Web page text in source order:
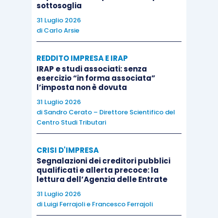
rivestito da una veste organizzativa diversa. Per
la stessa ragione, il piano non deve sostituire
componenti della retribuzione fissa o variabile già
nelle quali la conversione sia espressamente
disciplinata, come accade, entro precisi limiti e
condizioni, per i premi di risultato agevolabili. In
sostanza, il beneficio può restare estraneo alla
base imponibile solo quando conserva una
propria autonomia funzionale, documentale e
causale rispetto alla retribuzione ordinaria.
Il vero nodo non consiste soltanto nello stabilire
se una determinata utilità possa essere esclusa
dal reddito di lavoro dipendente, ma nel
sottosoglia
31 Luglio 2026
di Carlo Arsie
REDDITO IMPRESA E IRAP
IRAP e studi associati: senza
esercizio “in forma associata”
l’imposta non è dovuta
31 Luglio 2026
di Sandro Cerato – Direttore Scientifico del
Centro Studi Tributari
CRISI D'IMPRESA
Segnalazioni dei creditori pubblici
qualificati e allerta precoce: la
lettura dell’Agenzia delle Entrate
31 Luglio 2026
di Luigi Ferrajolie Francesco Ferrajoli